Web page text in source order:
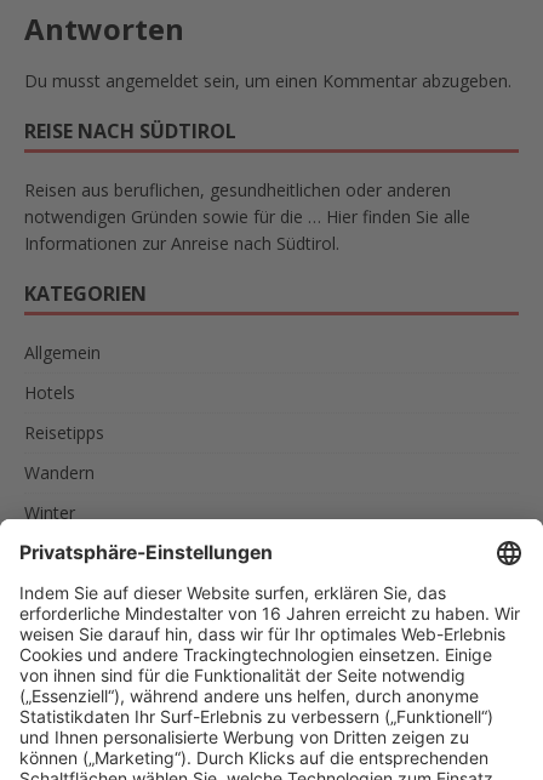
Antworten
Du musst angemeldet sein, um einen Kommentar abzugeben.
REISE NACH SÜDTIROL
Reisen aus beruflichen, gesundheitlichen oder anderen
notwendigen Gründen sowie für die … Hier finden Sie alle
Informationen zur Anreise nach Südtirol.
KATEGORIEN
Allgemein
Hotels
Reisetipps
Wandern
Winter
SCHLAGWÖRTER
AKTIVURLAUB FAMILIEN FEINSCHMECKER ITALIEN
RADREISEN RADTOUREN RAD UND SCHIFF
SPORTLER SÜDTIROL URLAUB IN SÜDTIROL